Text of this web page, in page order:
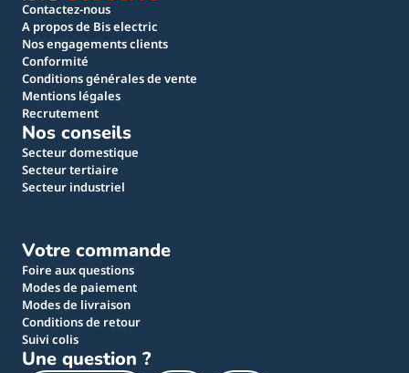
Contactez-nous
A propos de Bis electric
Nos engagements clients
Conformité
Conditions générales de vente
Mentions légales
Recrutement
Nos conseils
Secteur domestique
Secteur tertiaire
Secteur industriel
Votre commande
Foire aux questions
Modes de paiement
Modes de livraison
Conditions de retour
Suivi colis
Une question ?